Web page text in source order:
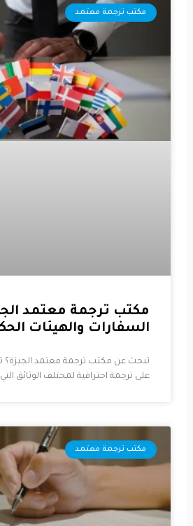
مكتب ترجمة معتمد
مكتب ترجمة معتمد
السفارات والهيئات
تبحث عن مكتب ترجمة معتمد
على ترجمة احترافية لمختلف الوثائق التي
مكتب ترجمة معتمد